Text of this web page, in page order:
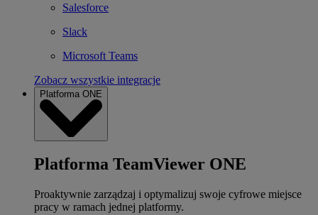
Salesforce
Slack
Microsoft Teams
Zobacz wszystkie integracje
Platforma ONE
Platforma TeamViewer ONE
Proaktywnie zarządzaj i optymalizuj swoje cyfrowe miejsce
pracy w ramach jednej platformy.